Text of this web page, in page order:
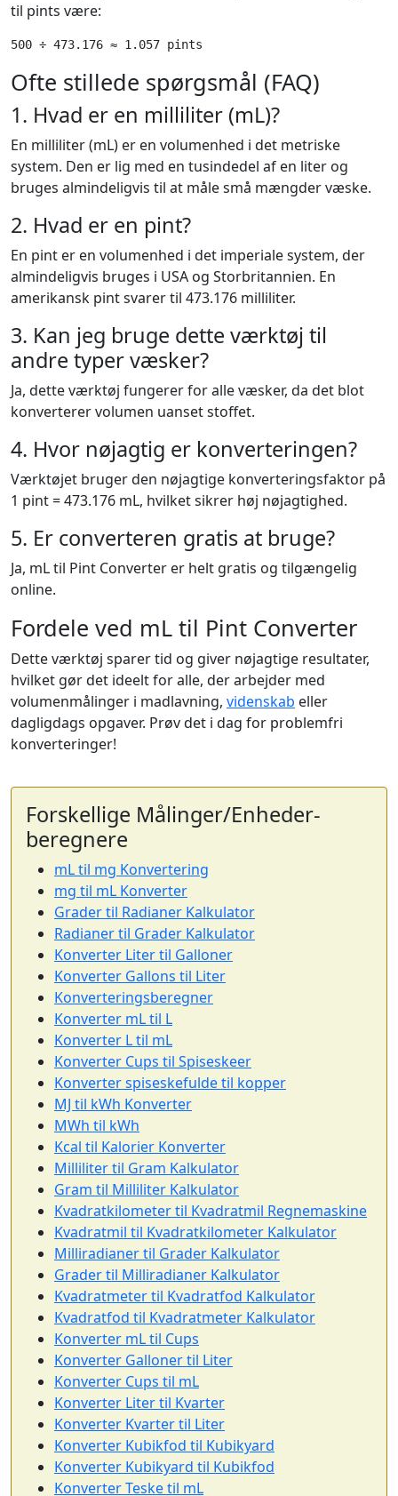
til pints være:
Ofte stillede spørgsmål (FAQ)
1. Hvad er en milliliter (mL)?
En milliliter (mL) er en volumenhed i det metriske
system. Den er lig med en tusindedel af en liter og
bruges almindeligvis til at måle små mængder væske.
2. Hvad er en pint?
En pint er en volumenhed i det imperiale system, der
almindeligvis bruges i USA og Storbritannien. En
amerikansk pint svarer til 473.176 milliliter.
3. Kan jeg bruge dette værktøj til
andre typer væsker?
Ja, dette værktøj fungerer for alle væsker, da det blot
konverterer volumen uanset stoffet.
4. Hvor nøjagtig er konverteringen?
Værktøjet bruger den nøjagtige konverteringsfaktor på
1 pint = 473.176 mL, hvilket sikrer høj nøjagtighed.
5. Er converteren gratis at bruge?
Ja, mL til Pint Converter er helt gratis og tilgængelig
online.
Fordele ved mL til Pint Converter
Dette værktøj sparer tid og giver nøjagtige resultater,
hvilket gør det ideelt for alle, der arbejder med
volumenmålinger i madlavning, videnskab eller
dagligdags opgaver. Prøv det i dag for problemfri
konverteringer!
Forskellige Målinger/Enheder-
beregnere
mL til mg Konvertering
mg til mL Konverter
Grader til Radianer Kalkulator
Radianer til Grader Kalkulator
Konverter Liter til Galloner
Konverter Gallons til Liter
Konverteringsberegner
Konverter mL til L
Konverter L til mL
Konverter Cups til Spiseskeer
Konverter spiseskefulde til kopper
MJ til kWh Konverter
MWh til kWh
Kcal til Kalorier Konverter
Milliliter til Gram Kalkulator
Gram til Milliliter Kalkulator
Kvadratkilometer til Kvadratmil Regnemaskine
Kvadratmil til Kvadratkilometer Kalkulator
Milliradianer til Grader Kalkulator
Grader til Milliradianer Kalkulator
Kvadratmeter til Kvadratfod Kalkulator
Kvadratfod til Kvadratmeter Kalkulator
Konverter mL til Cups
Konverter Galloner til Liter
Konverter Cups til mL
Konverter Liter til Kvarter
Konverter Kvarter til Liter
Konverter Kubikfod til Kubikyard
Konverter Kubikyard til Kubikfod
Konverter Teske til mL